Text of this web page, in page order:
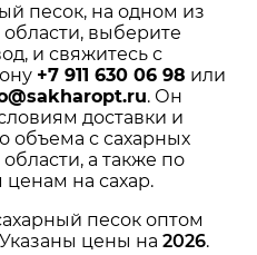
песок, на одном из
выберите
и свяжитесь с
+7 911 630 06 98 или
. Он
доставки и
объема с сахарных
а также по
на сахар.
песок оптом
цены на 2026.